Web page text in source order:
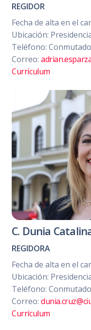
REGIDOR
Fecha de alta en el
Ubicación:
Teléfono:
Correo:
Currículum
C. Dunia
REGIDORA
Fecha de alta en el
Ubicación:
Teléfono:
Correo:
Currículum